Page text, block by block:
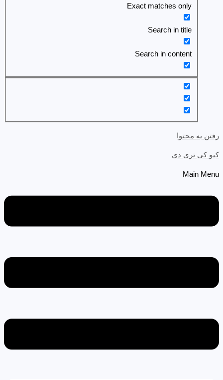
Exact matches only
Search in title
Search in content
رفتن به محتوا
کیو کی تری دی
Main Menu